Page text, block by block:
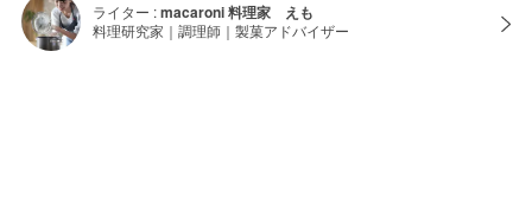
ライター :macaroni 料理家 えも
料理研究家｜調理師｜製菓アドバイザー